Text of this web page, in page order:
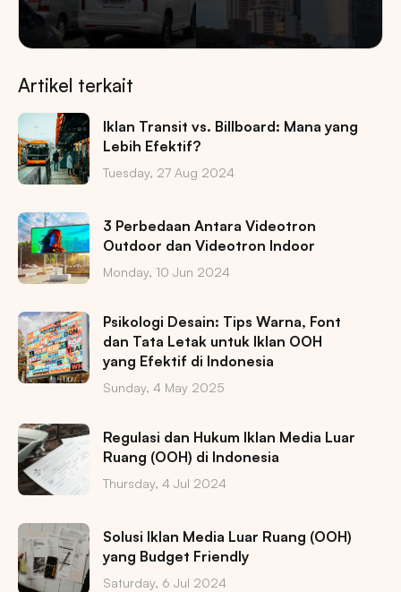
Artikel terkait
Iklan Transit vs. Billboard: Mana yang
Lebih Efektif?
Tuesday, 27 Aug 2024
3 Perbedaan Antara Videotron
Outdoor dan Videotron Indoor
Monday, 10 Jun 2024
Psikologi Desain: Tips Warna, Font
dan Tata Letak untuk Iklan OOH
yang Efektif di Indonesia
Sunday, 4 May 2025
Regulasi dan Hukum Iklan Media Luar
Ruang (OOH) di Indonesia
Thursday, 4 Jul 2024
Solusi Iklan Media Luar Ruang (OOH)
yang Budget Friendly
Saturday, 6 Jul 2024